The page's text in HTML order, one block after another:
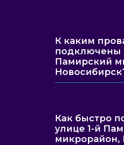
К каким
подключены
Памирский
Как быстро
улице 1-й
микрорайон,